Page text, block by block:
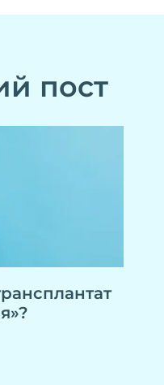
пост